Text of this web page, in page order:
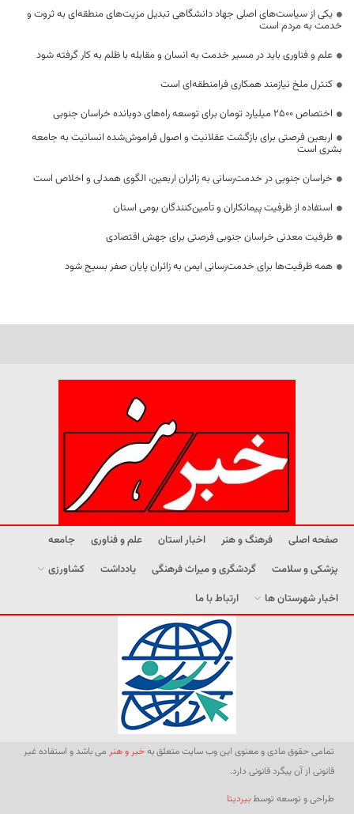
یکی از سیاست‌های اصلی جهاد دانشگاهی تبدیل مزیت‌های منطقه‌ای به ثروت و
خدمت به مردم است
علم و فناوری باید در مسیر خدمت به انسان و مقابله با ظلم به کار گرفته شود
کنترل ملخ نیازمند همکاری فرامنطقه‌ای است
اختصاص 2500 میلیارد تومان برای توسعه راه‌های دوبانده خراسان جنوبی
اربعین فرصتی برای بازگشت عقلانیت و اصول فراموش‌شده انسانیت به جامعه
بشری است
خراسان جنوبی در خدمت‌رسانی به زائران اربعین، الگوی همدلی و اخلاص است
استفاده از ظرفیت پیمانکاران و تأمین‌کنندگان بومی استان
ظرفیت معدنی خراسان جنوبی فرصتی برای جهش اقتصادی
همه ظرفیت‌ها برای خدمت‌رسانی ایمن به زائران پایان صفر بسیج شود
صفحه اصلی فرهنگ و هنر اخبار استان علم و فناوری
جامعه
پزشکی و سلامت
گردشگری و میراث فرهنگی یادداشت
کشاورزی
اخبار شهرستان ها
ارتباط با ما
تمامی حقوق مادی و معنوی این وب سایت متعلق بهخبر و هنر می باشد و استفاده غیر
قانونی از آن پیگرد قانونی دارد.
طراحی و توسعه توسطبیردیتا